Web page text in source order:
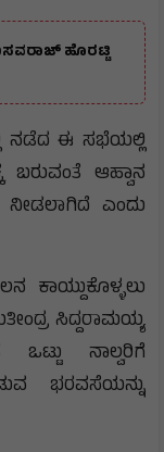
ಹೊರಟ್ಟಿ
ನಡೆದ ಈ ಸಭೆಯಲ್ಲಿ
ಬರುವಂತೆ ಆಹ್ವಾನ
ನೀಡಲಾಗಿದೆ ಎಂದು
ಕಾಯ್ದುಕೊಳ್ಳಲು
ಸಿದ್ದರಾಮಯ್ಯ
ನಾಲ್ವರಿಗೆ
ಭರವಸೆಯನ್ನು